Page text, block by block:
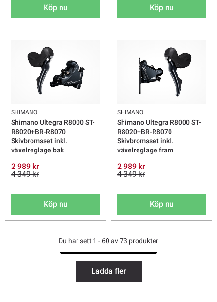
Köp nu Köp nu
SHIMANO
Shimano Ultegra R8000 ST-
R8020+BR-R8070
Skivbromsset inkl.
växelreglage bak
2 989 kr
4 349 kr
Köp nu
SHIMANO
Shimano Ultegra R8000 ST-
R8020+BR-R8070
Skivbromsset inkl.
växelreglage fram
2 989 kr
4 349 kr
Köp nu
Du har sett 1 - 60 av 73 produkter
Ladda fler